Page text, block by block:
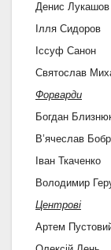
Денис Лукашов
Ілля Сидоров
Іссуф Санон
Святослав
Форварди
Богдан
В’ячеслав
Іван Ткаченко
Володимир
Центрові
Артем